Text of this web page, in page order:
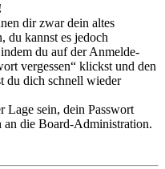
dir zwar dein altes
du kannst es jedoch
du auf der Anmelde-
vergessen“ klickst und den
du dich schnell wieder
Lage sein, dein Passwort
an die Board-Administration.